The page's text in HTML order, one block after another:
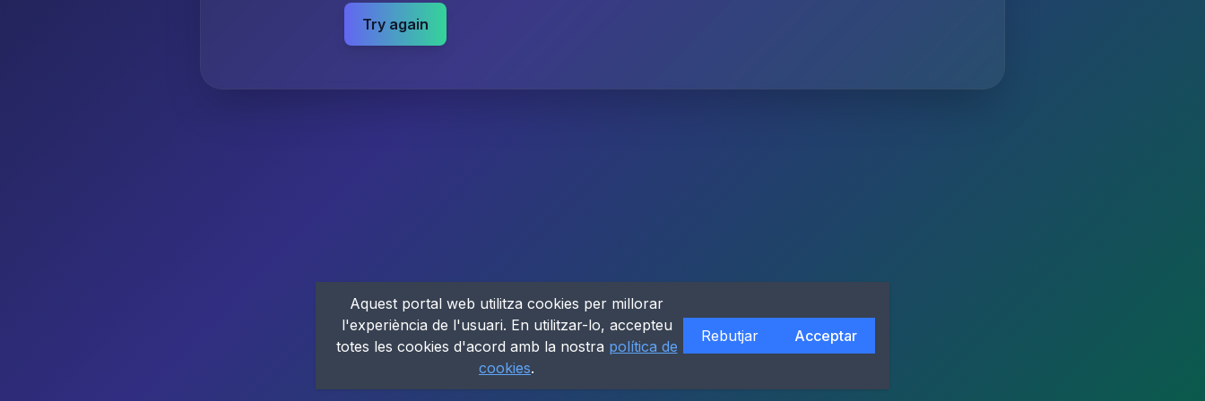
Try again
Aquest portal web utilitza cookies per millorar
l'experiència de l'usuari. En utilitzar-lo, accepteu
totes les cookies d'acord amb la nostra política de
cookies.
Rebutjar Acceptar